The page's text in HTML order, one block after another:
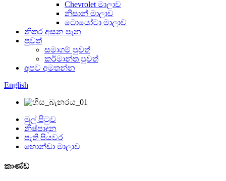
Chevrolet මාලාව
නිසාන් මාලාව
ටොයෝටා මාලාව
නිතර අසන පැන
පුවත්
සමාගම් පුවත්
කර්මාන්ත පුවත්
අපව අමතන්න
English
මුල් පිටුව
නිෂ්පාදන
පැති පියවර
හොන්ඩා මාලාව
කාණ්ඩ